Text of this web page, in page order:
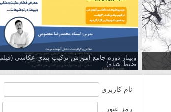
وبینار دوره جامع آموزش تركيب بندي عكاسي (فیلم
ضبط شده)
نام کاربری
رمز عبور